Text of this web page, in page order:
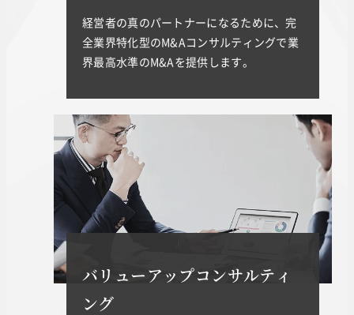
経営者の真のパートナーになるために、完
全業界特化型のM&Aコンサルティングで業
界最高水準のM&Aを提供します。
バリューアップコンサルティ
ング